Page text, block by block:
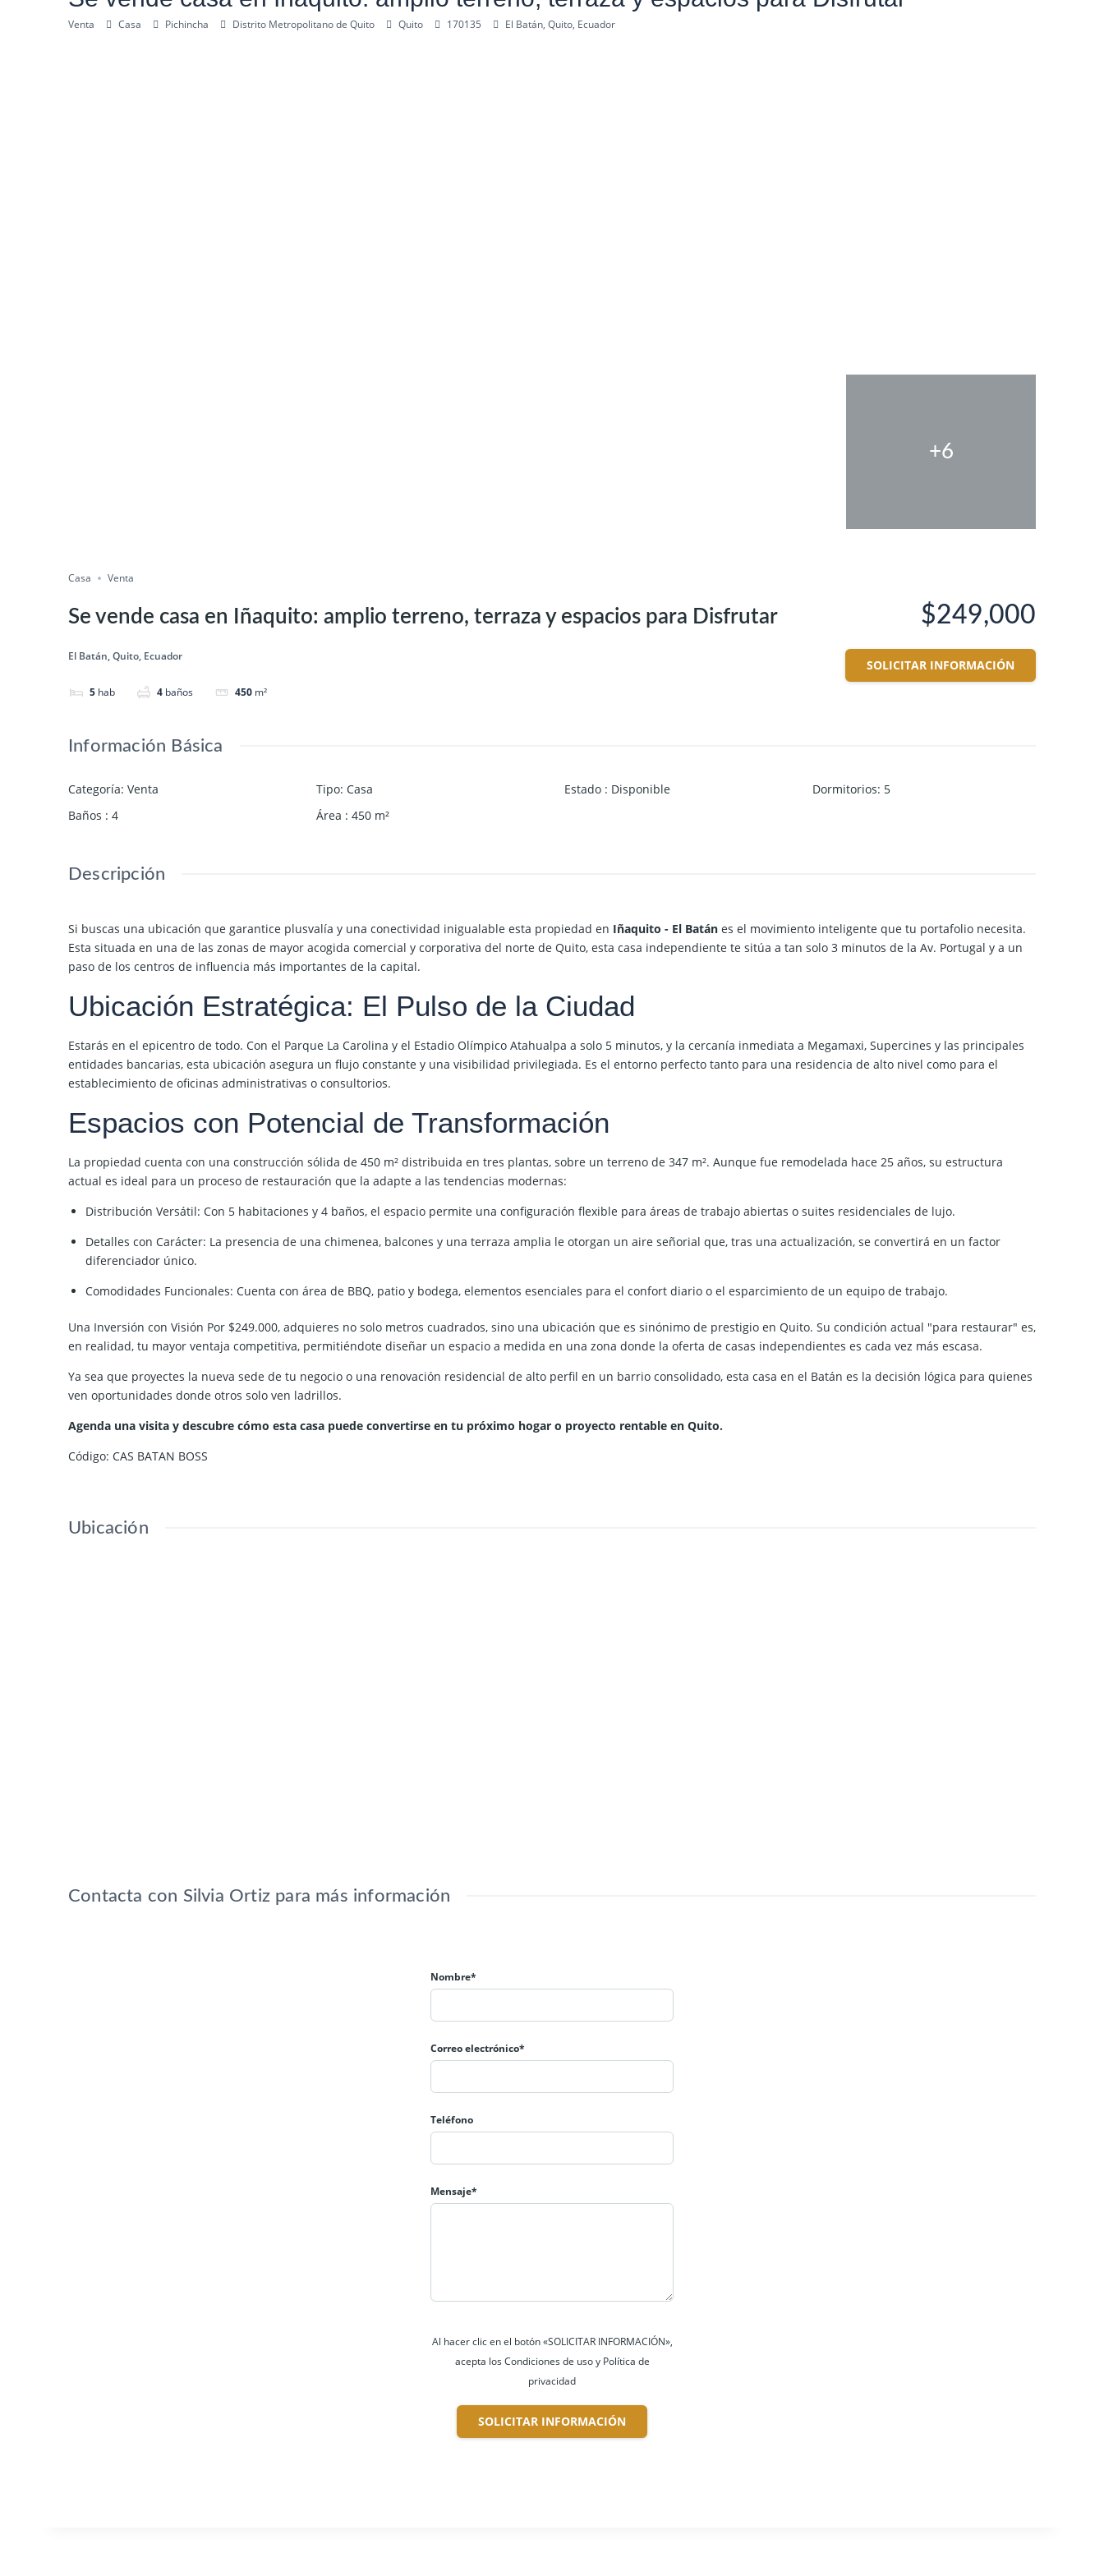
Venta Casa Pichincha Distrito Metropolitano de Quito Quito 170135 El Batán, Quito, Ecuador
+6
Casa Venta
Se vende casa en Iñaquito: amplio terreno, terraza y espacios para Disfrutar
El Batán, Quito, Ecuador
5 hab 4 baños 450 m²
$249,000
SOLICITAR INFORMACIÓN
Información Básica
Categoría: Venta Tipo: Casa Estado : Disponible Dormitorios: 5
Baños : 4 Área : 450 m²
Descripción
Si buscas una ubicación que garantice plusvalía y una conectividad inigualable esta propiedad en Iñaquito - El Batán es el movimiento inteligente que tu portafolio necesita.
Esta situada en una de las zonas de mayor acogida comercial y corporativa del norte de Quito, esta casa independiente te sitúa a tan solo 3 minutos de la Av. Portugal y a un
paso de los centros de influencia más importantes de la capital.
Ubicación Estratégica: El Pulso de la Ciudad
Estarás en el epicentro de todo. Con el Parque La Carolina y el Estadio Olímpico Atahualpa a solo 5 minutos, y la cercanía inmediata a Megamaxi, Supercines y las principales
entidades bancarias, esta ubicación asegura un flujo constante y una visibilidad privilegiada. Es el entorno perfecto tanto para una residencia de alto nivel como para el
establecimiento de oficinas administrativas o consultorios.
Espacios con Potencial de Transformación
La propiedad cuenta con una construcción sólida de 450 m² distribuida en tres plantas, sobre un terreno de 347 m². Aunque fue remodelada hace 25 años, su estructura
actual es ideal para un proceso de restauración que la adapte a las tendencias modernas:
Distribución Versátil: Con 5 habitaciones y 4 baños, el espacio permite una configuración flexible para áreas de trabajo abiertas o suites residenciales de lujo.
Detalles con Carácter: La presencia de una chimenea, balcones y una terraza amplia le otorgan un aire señorial que, tras una actualización, se convertirá en un factor
diferenciador único.
Comodidades Funcionales: Cuenta con área de BBQ, patio y bodega, elementos esenciales para el confort diario o el esparcimiento de un equipo de trabajo.
Una Inversión con Visión Por $249.000, adquieres no solo metros cuadrados, sino una ubicación que es sinónimo de prestigio en Quito. Su condición actual "para restaurar" es,
en realidad, tu mayor ventaja competitiva, permitiéndote diseñar un espacio a medida en una zona donde la oferta de casas independientes es cada vez más escasa.
Ya sea que proyectes la nueva sede de tu negocio o una renovación residencial de alto perfil en un barrio consolidado, esta casa en el Batán es la decisión lógica para quienes
ven oportunidades donde otros solo ven ladrillos.
Agenda una visita y descubre cómo esta casa puede convertirse en tu próximo hogar o proyecto rentable en Quito.
Código: CAS BATAN BOSS
Ubicación
Contacta con Silvia Ortiz para más información
Nombre*
Correo electrónico*
Teléfono
Mensaje*
Al hacer clic en el botón «SOLICITAR INFORMACIÓN»,
acepta los Condiciones de uso y Política de
privacidad
SOLICITAR INFORMACIÓN